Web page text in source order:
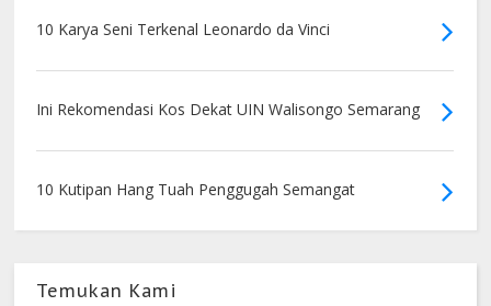
10 Karya Seni Terkenal Leonardo da Vinci
Ini Rekomendasi Kos Dekat UIN Walisongo Semarang
10 Kutipan Hang Tuah Penggugah Semangat
Temukan Kami